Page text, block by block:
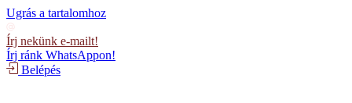
Ugrás a tartalomhoz
Írj nekünk e-mailt!
Írj ránk WhatsAppon!
Belépés